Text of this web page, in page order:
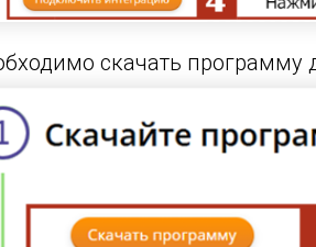
скачать программу